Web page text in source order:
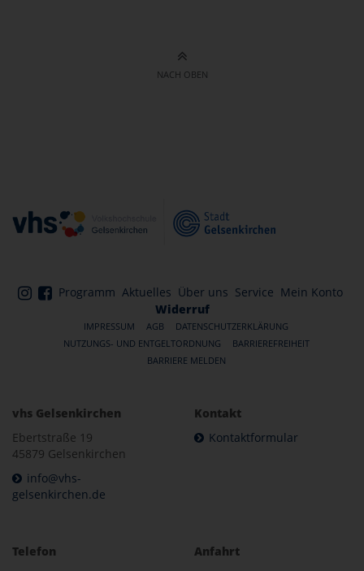
NACH OBEN
Programm Aktuelles Über uns Service Mein Konto
Widerruf
IMPRESSUM AGB
DATENSCHUTZERKLÄRUNG
NUTZUNGS- UND ENTGELTORDNUNG
BARRIEREFREIHEIT
BARRIERE MELDEN
vhs Gelsenkirchen
Ebertstraße 19
45879 Gelsenkirchen
info@vhs-
gelsenkirchen.de
Kontakt
Kontaktformular
Telefon
Anfahrt